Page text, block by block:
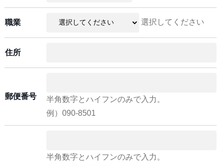
職業 選択してください
住所
郵便番号
半角数字とハイフンのみで入力。
例）090-8501
半角数字とハイフンのみで入力。